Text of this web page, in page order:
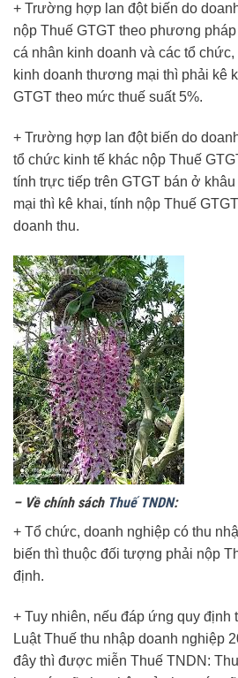
+ Trường hợp lan đột biến do
nộp Thuế GTGT theo phương
cá nhân kinh doanh và các tổ
kinh doanh thương mại thì phải kê
GTGT theo mức thuế suất 5%.
+ Trường hợp lan đột biến do
tổ chức kinh tế khác nộp Thuế
tính trực tiếp trên GTGT bán ở
mại thì kê khai, tính nộp Thuế
doanh thu.
– Về chính sách Thuế TNDN:
+ Tổ chức, doanh nghiệp có thu
biến thì thuộc đối tượng phải nộp
định.
+ Tuy nhiên, nếu đáp ứng quy định
Luật Thuế thu nhập doanh nghiệp
đây thì được miễn Thuế TNDN: